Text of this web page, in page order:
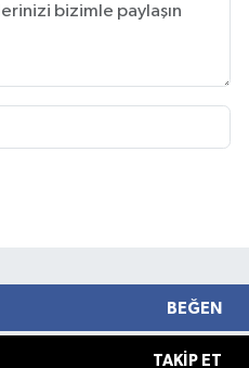
BEĞEN
TAKIP ET